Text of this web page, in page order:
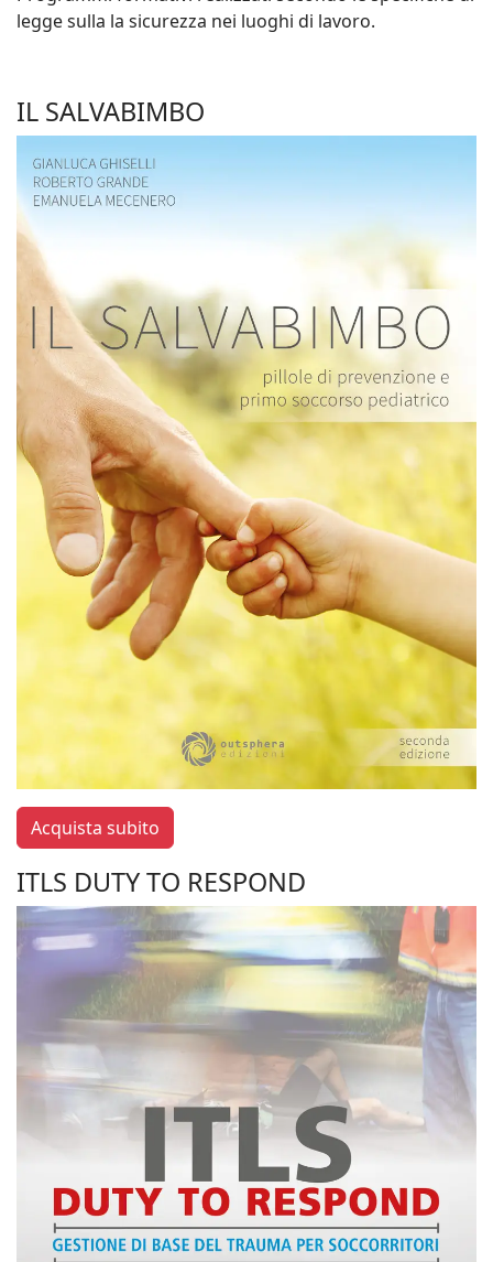
legge sulla la sicurezza nei luoghi di lavoro.
IL SALVABIMBO
Acquista subito
ITLS DUTY TO RESPOND